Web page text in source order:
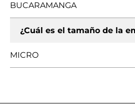
BUCARAMANGA
¿Cuál es el tamaño de la
MICRO